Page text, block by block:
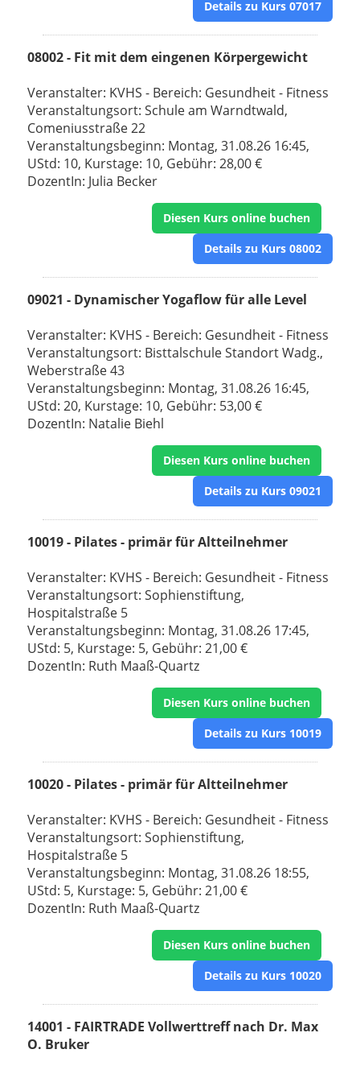
Details zu Kurs 07017
08002 - Fit mit dem eingenen Körpergewicht
Veranstalter: KVHS - Bereich: Gesundheit - Fitness
Veranstaltungsort: Schule am Warndtwald,
Comeniusstraße 22
Veranstaltungsbeginn: Montag, 31.08.26 16:45,
UStd: 10, Kurstage: 10, Gebühr: 28,00 €
DozentIn: Julia Becker
Diesen Kurs online buchen
Details zu Kurs 08002
09021 - Dynamischer Yogaflow für alle Level
Veranstalter: KVHS - Bereich: Gesundheit - Fitness
Veranstaltungsort: Bisttalschule Standort Wadg.,
Weberstraße 43
Veranstaltungsbeginn: Montag, 31.08.26 16:45,
UStd: 20, Kurstage: 10, Gebühr: 53,00 €
DozentIn: Natalie Biehl
Diesen Kurs online buchen
Details zu Kurs 09021
10019 - Pilates - primär für Altteilnehmer
Veranstalter: KVHS - Bereich: Gesundheit - Fitness
Veranstaltungsort: Sophienstiftung,
Hospitalstraße 5
Veranstaltungsbeginn: Montag, 31.08.26 17:45,
UStd: 5, Kurstage: 5, Gebühr: 21,00 €
DozentIn: Ruth Maaß-Quartz
Diesen Kurs online buchen
Details zu Kurs 10019
10020 - Pilates - primär für Altteilnehmer
Veranstalter: KVHS - Bereich: Gesundheit - Fitness
Veranstaltungsort: Sophienstiftung,
Hospitalstraße 5
Veranstaltungsbeginn: Montag, 31.08.26 18:55,
UStd: 5, Kurstage: 5, Gebühr: 21,00 €
DozentIn: Ruth Maaß-Quartz
Diesen Kurs online buchen
Details zu Kurs 10020
14001 - FAIRTRADE Vollwerttreff nach Dr. Max
O. Bruker